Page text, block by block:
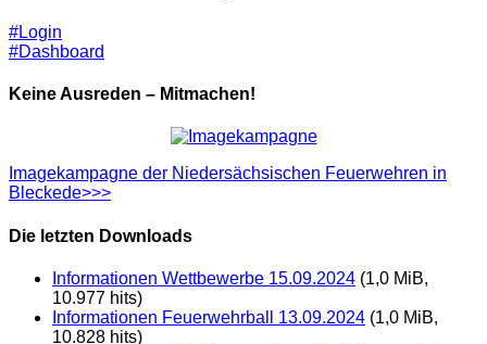
#Login
#Dashboard
Keine Ausreden – Mitmachen!
Imagekampagne der Niedersächsischen Feuerwehren in
Bleckede>>>
Die letzten Downloads
Informationen Wettbewerbe 15.09.2024 (1,0 MiB,
10.977 hits)
Informationen Feuerwehrball 13.09.2024 (1,0 MiB,
10.828 hits)